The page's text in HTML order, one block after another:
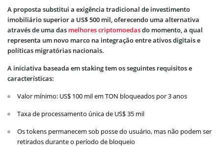
A proposta substitui a exigência tradicional de investimento
imobiliário superior a US$ 500 mil, oferecendo uma alternativa
através de uma das melhores criptomoedasdo momento, a qual
representa um novo marco na integração entre ativos digitais e
políticas migratórias nacionais.
A iniciativa baseada em staking tem os seguintes requisitos e
características:
Valor mínimo: US$ 100 mil em TON bloqueados por 3 anos
Taxa de processamento única de US$ 35 mil
Os tokens permanecem sob posse do usuário, mas não podem ser
retirados durante o período de bloqueio